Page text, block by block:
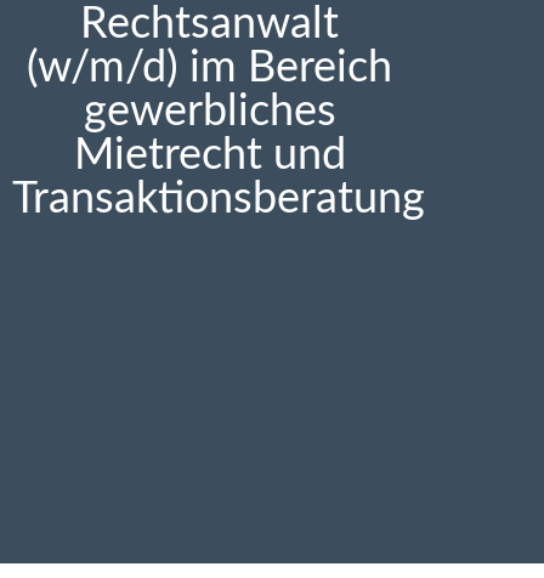
Rechtsanwalt
(w/m/d) im Bereich
gewerbliches
Mietrecht und
Transaktionsberatung